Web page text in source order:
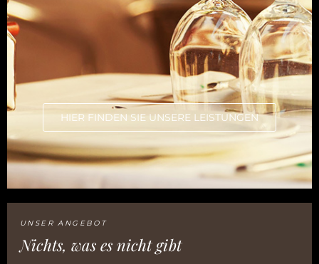
HIER FINDEN SIE UNSERE LEISTUNGEN
UNSER ANGEBOT
Nichts, was es nicht gibt